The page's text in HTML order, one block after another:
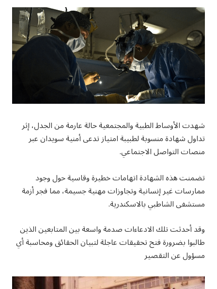
شهدت الأوساط الطبية والمجتمعية حالة عارمة من الجدل، إثر
تداول شهادة منسوبة لطبيبة امتياز تدعى أمنية سويدان عبر
منصات التواصل الاجتماعي.
تضمنت هذه الشهادة اتهامات خطيرة وقاسية حول وجود
ممارسات غير إنسانية وتجاوزات مهنية جسيمة، مما فجر أزمة
مستشفى الشاطبي بالاسكندرية.
وقد أحدثت تلك الادعاءات صدمة واسعة بين المتابعين الذين
طالبوا بضرورة فتح تحقيقات عاجلة لتبيان الحقائق ومحاسبة أي
مسؤول عن التقصير